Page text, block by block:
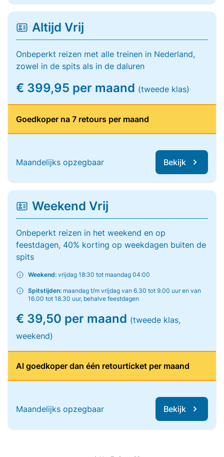
Altijd Vrij
Onbeperkt reizen met alle treinen in Nederland,
zowel in de spits als in de daluren
€ 399,95 per maand (tweede klas)
Goedkoper na 7 retours per maand
Maandelijks opzegbaar Bekijk
Weekend Vrij
Onbeperkt reizen in het weekend en op
feestdagen, 40% korting op weekdagen buiten de
spits
Weekend: vrijdag 18:30 tot maandag 04:00
Spitstijden: maandag t/m vrijdag van 6.30 tot 9.00 uur en van
16.00 tot 18.30 uur, behalve feestdagen
€ 39,50 per maand (tweede klas,
weekend)
Al goedkoper dan één retourticket per maand
Maandelijks opzegbaar Bekijk